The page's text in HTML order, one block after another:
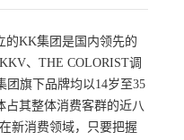
的KK集团是国内领先的
、THE COLORIST调
团旗下品牌均以14岁至35
占其整体消费客群的近八
新消费领域，只要把握